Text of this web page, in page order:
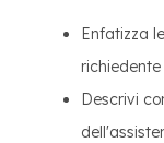
Enfatizza
Descrivi